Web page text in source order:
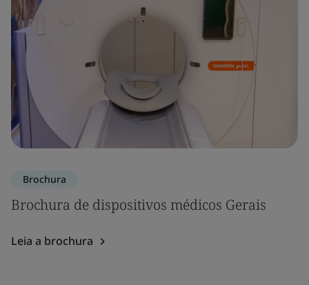
Brochura
Brochura de dispositivos médicos Gerais
Leia a brochura